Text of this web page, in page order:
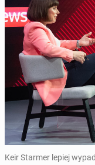
Keir Starmer lepiej